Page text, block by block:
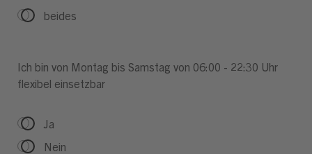
beides
Ich bin von Montag bis Samstag von 06:00 - 22:30 Uhr
flexibel einsetzbar
Ja
Nein